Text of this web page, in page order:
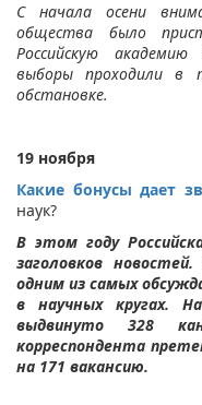
С начала осени
общества было
Российскую
выборы проходили в
обстановке.
19 ноября
Какие бонусы дает
наук?
В этом году
заголовков
одним из самых
в научных кругах.
выдвинуто 328
корреспондента
на 171 вакансию.